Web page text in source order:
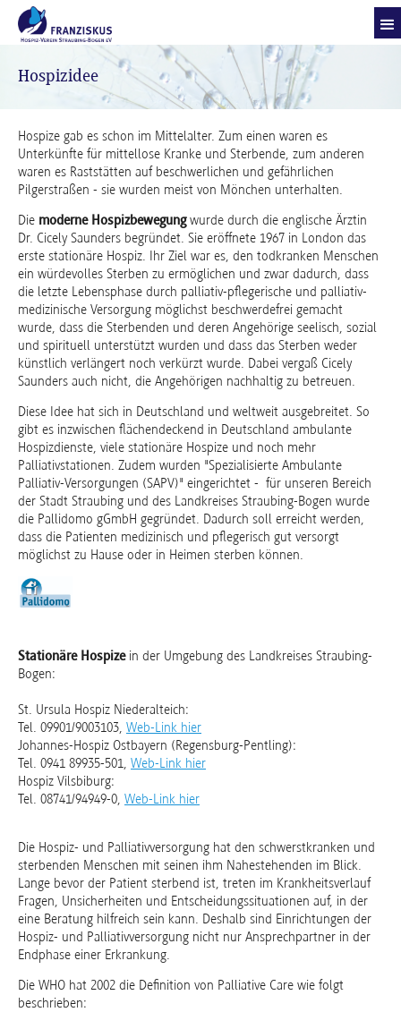
Hospizidee
Hospize gab es schon im Mittelalter. Zum einen waren es
Unterkünfte für mittellose Kranke und Sterbende, zum anderen
waren es Raststätten auf beschwerlichen und gefährlichen
Pilgerstraßen - sie wurden meist von Mönchen unterhalten.
Die moderne Hospizbewegungwurde durch die englische Ärztin
Dr. Cicely Saunders begründet. Sie eröffnete 1967 in London das
erste stationäre Hospiz. Ihr Ziel war es, den todkranken Menschen
ein würdevolles Sterben zu ermöglichen und zwar dadurch, dass
die letzte Lebensphase durch palliativ-pflegerische und palliativ-
medizinische Versorgung möglichst beschwerdefrei gemacht
wurde, dass die Sterbenden und deren Angehörige seelisch, sozial
und spirituell unterstützt wurden und dass das Sterben weder
künstlich verlängert noch verkürzt wurde. Dabei vergaß Cicely
Saunders auch nicht, die Angehörigen nachhaltig zu betreuen.
Diese Idee hat sich in Deutschland und weltweit ausgebreitet. So
gibt es inzwischen flächendeckend in Deutschland ambulante
Hospizdienste, viele stationäre Hospize und noch mehr
Palliativstationen. Zudem wurden "Spezialisierte Ambulante
Palliativ-Versorgungen (SAPV)" eingerichtet - für unseren Bereich
der Stadt Straubing und des Landkreises Straubing-Bogen wurde
die Pallidomo gGmbH gegründet. Dadurch soll erreicht werden,
dass die Patienten medizinisch und pflegerisch gut versorgt
möglichst zu Hause oder in Heimen sterben können.
Stationäre Hospizein der Umgebung des Landkreises Straubing-
Bogen:
St. Ursula Hospiz Niederalteich:
Tel. 09901/9003103, Web-Link hier
Johannes-Hospiz Ostbayern (Regensburg-Pentling):
Tel. 0941 89935-501, Web-Link hier
Hospiz Vilsbiburg:
Tel. 08741/94949-0, Web-Link hier
Die Hospiz- und Palliativversorgung hat den schwerstkranken und
sterbenden Menschen mit seinen ihm Nahestehenden im Blick.
Lange bevor der Patient sterbend ist, treten im Krankheitsverlauf
Fragen, Unsicherheiten und Entscheidungssituationen auf, in der
eine Beratung hilfreich sein kann. Deshalb sind Einrichtungen der
Hospiz- und Palliativversorgung nicht nur Ansprechpartner in der
Endphase einer Erkrankung.
Die WHO hat 2002 die Definition von Palliative Care wie folgt
beschrieben: